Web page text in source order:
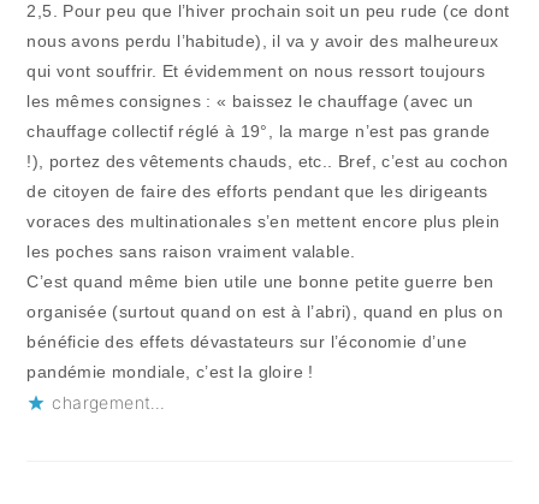
2,5. Pour peu que l’hiver prochain soit un peu rude (ce dont
nous avons perdu l’habitude), il va y avoir des malheureux
qui vont souffrir. Et évidemment on nous ressort toujours
les mêmes consignes : « baissez le chauffage (avec un
chauffage collectif réglé à 19°, la marge n’est pas grande
!), portez des vêtements chauds, etc.. Bref, c’est au cochon
de citoyen de faire des efforts pendant que les dirigeants
voraces des multinationales s’en mettent encore plus plein
les poches sans raison vraiment valable.
C’est quand même bien utile une bonne petite guerre ben
organisée (surtout quand on est à l’abri), quand en plus on
bénéficie des effets dévastateurs sur l’économie d’une
pandémie mondiale, c’est la gloire !
chargement…